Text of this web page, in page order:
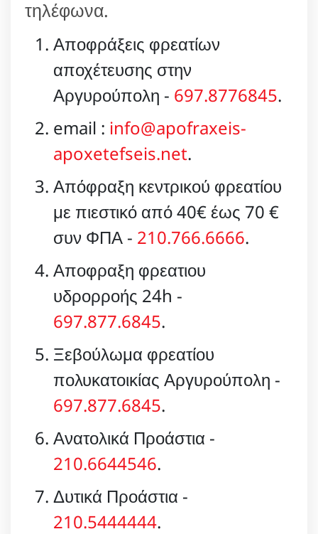
τηλέφωνα.
Αποφράξεις φρεατίων
αποχέτευσης στην
Αργυρούπολη - 697.8776845.
email : info@apofraxeis-
apoxetefseis.net.
Απόφραξη κεντρικού φρεατίου
με πιεστικό από 40€ έως 70 €
συν ΦΠΑ - 210.766.6666.
Αποφραξη φρεατιου
υδρορροής 24h -
697.877.6845.
Ξεβούλωμα φρεατίου
πολυκατοικίας Αργυρούπολη -
697.877.6845.
Ανατολικά Προάστια -
210.6644546.
Δυτικά Προάστια -
210.5444444.